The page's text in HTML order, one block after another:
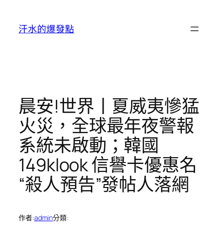
汗水的爆發點
晨安!世界丨夏威夷慘猛
火災，全球最年夜警報
系統未啟動；韓國
149klook 信譽卡優惠名
“殺人預告”發帖人落網
作者:admin分類: